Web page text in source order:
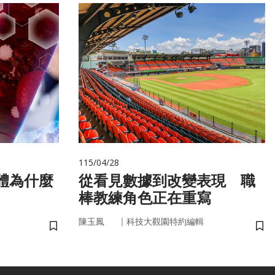
儲存書籤
115/04/28
從看見數據到改變表現 職
棒教練角色正在重寫
陳玉鳳 ｜ 科技大觀園特約編輯
儲